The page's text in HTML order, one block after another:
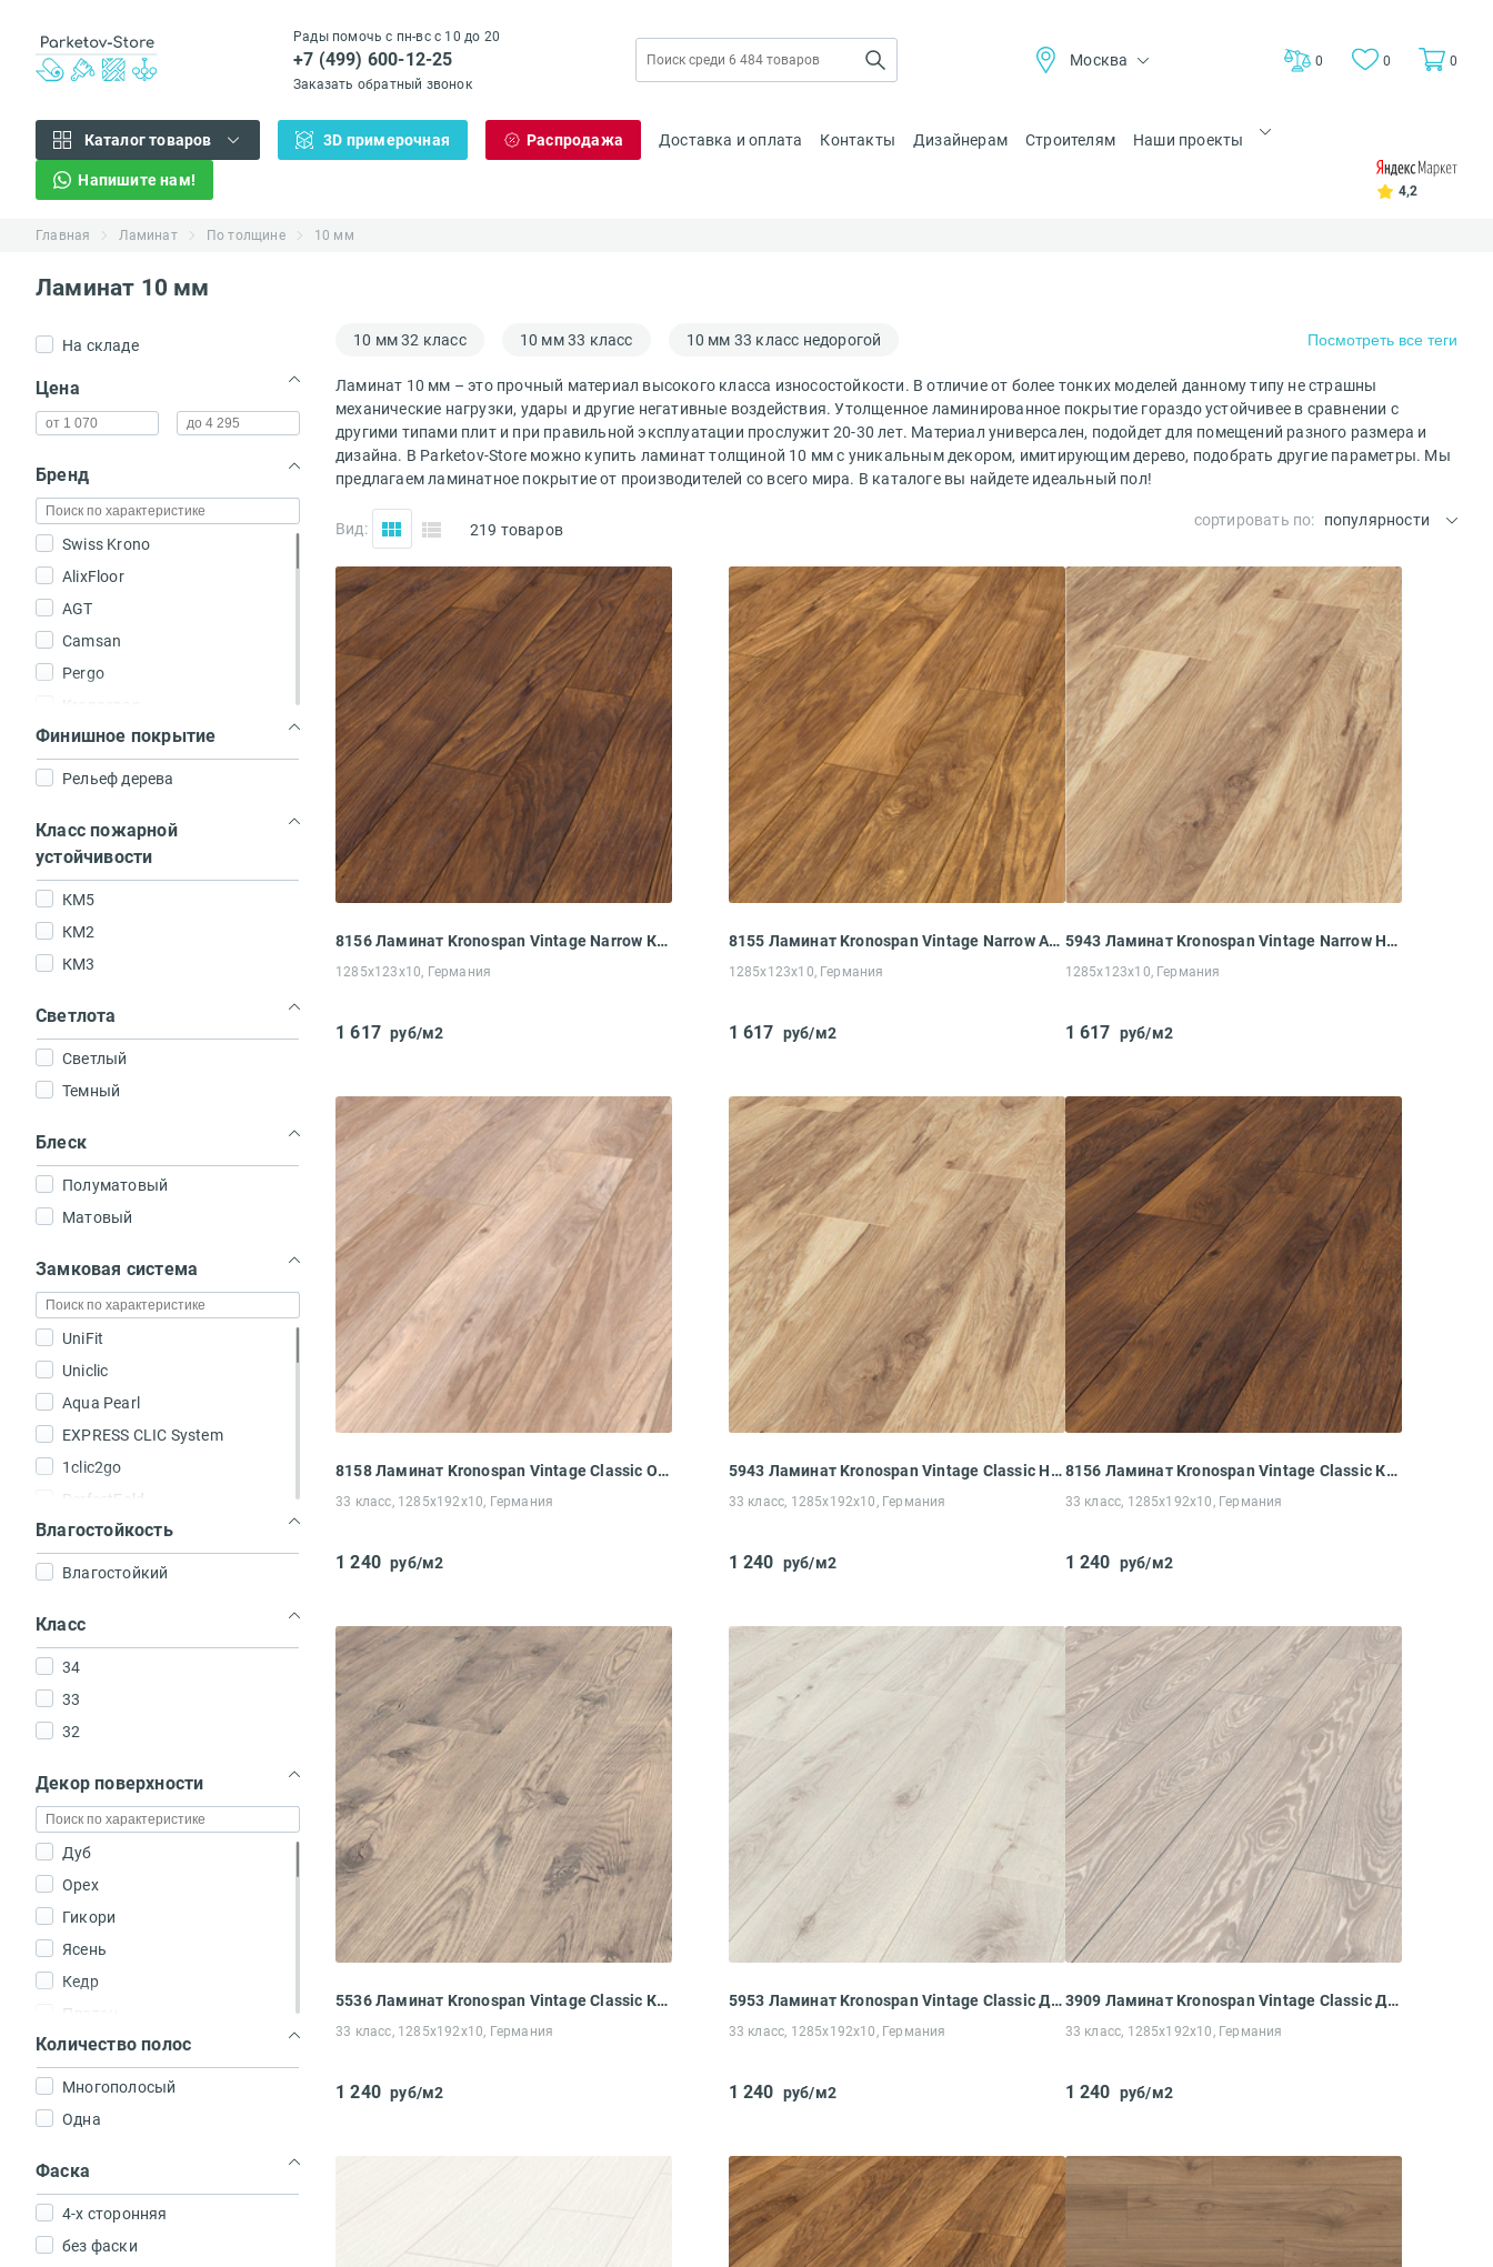
Рады помочь с пн-вс с 10 до 20
+7 (499) 600-12-25
Заказать обратный звонок
Москва 0 0 0
Каталог товаров 3D примерочная Распродажа Доставка и оплата Контакты Дизайнерам Строителям Наши проекты
Напишите нам!
4,2
Главная Ламинат По толщине 10 мм
Ламинат 10 мм
На складе
Цена
Бренд
Swiss Krono
AlixFloor
AGT
Camsan
Pergo
Kronospan
Egger
Solofloor
Kronopol
Tarkett
My Step
Westerhof
Финишное покрытие
Рельеф дерева
Класс пожарной
устойчивости
КМ5
КМ2
КМ3
Светлота
Светлый
Темный
Блеск
Полуматовый
Матовый
Замковая система
UniFit
Uniclic
Aqua Peаrl
EXPRESS CLIC System
1clic2go
PerfectFold
Big Click
Click
TС-Lock
5G Click System
Express Click System
5G Clic System
Влагостойкость
Влагостойкий
Класс
34
33
32
Декор поверхности
Дуб
Орех
Гикори
Ясень
Кедр
Платан
Вяз
Сосна
Дизайнерский
Количество полос
Многополосый
Одна
Фаска
4-х сторонняя
без фаски
10 мм 32 класс 10 мм 33 класс 10 мм 33 класс недорогой Посмотреть все теги
Ламинат 10 мм – это прочный материал высокого класса износостойкости. В отличие от более тонких моделей данному типу не страшны
механические нагрузки, удары и другие негативные воздействия. Утолщенное ламинированное покрытие гораздо устойчивее в сравнении с
другими типами плит и при правильной эксплуатации прослужит 20-30 лет. Материал универсален, подойдет для помещений разного размера и
дизайна. В Parketov-Store можно купить ламинат толщиной 10 мм с уникальным декором, имитирующим дерево, подобрать другие параметры. Мы
предлагаем ламинатное покрытие от производителей со всего мира. В каталоге вы найдете идеальный пол!
Вид: 219 товаров
сортировать по: популярности
8156 Ламинат Kronospan Vintage Narrow Красный Речной Гикори
1285x123x10, Германия
1 617 руб/м2
8155 Ламинат Kronospan Vintage Narrow Аппалачиа Гикори
1285x123x10, Германия
1 617 руб/м2
5943 Ламинат Kronospan Vintage Narrow Натуральный Гикори
1285x123x10, Германия
1 617 руб/м2
8158 Ламинат Kronospan Vintage Classic Олимпус Гикори
33 класс, 1285x192x10, Германия
1 240 руб/м2
5943 Ламинат Kronospan Vintage Classic Натуральный Гикори
33 класс, 1285x192x10, Германия
1 240 руб/м2
8156 Ламинат Kronospan Vintage Classic Красный Речной Гикори
33 класс, 1285x192x10, Германия
1 240 руб/м2
5536 Ламинат Kronospan Vintage Classic Каштан Рашмор
33 класс, 1285x192x10, Германия
1 240 руб/м2
5953 Ламинат Kronospan Vintage Classic Дуб Шанталли
33 класс, 1285x192x10, Германия
1 240 руб/м2
3909 Ламинат Kronospan Vintage Classic Дуб Нордик Блоссом
33 класс, 1285x192x10, Германия
1 240 руб/м2